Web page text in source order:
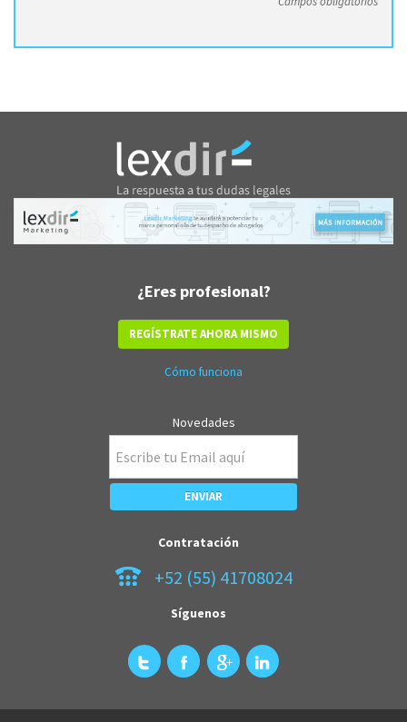
¿Eres profesional?
REGÍSTRATE AHORA MISMO
Cómo funciona
Novedades
Contratación
+52 (55) 41708024
Síguenos